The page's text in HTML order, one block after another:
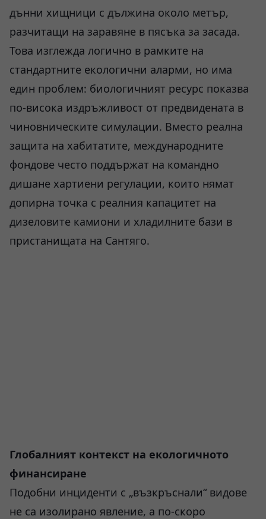
дънни хищници с дължина около метър,
разчитащи на заравяне в пясъка за засада.
Това изглежда логично в рамките на
стандартните екологични аларми, но има
един проблем: биологичният ресурс показва
по-висока издръжливост от предвидената в
чиновническите симулации. Вместо реална
защита на хабитатите, международните
фондове често поддържат на командно
дишане хартиени регулации, които нямат
допирна точка с реалния капацитет на
дизеловите камиони и хладилните бази в
пристанищата на Сантяго.
Глобалният контекст на екологичното
финансиране
Подобни инциденти с „възкръснали“ видове
не са изолирано явление, а по-скоро